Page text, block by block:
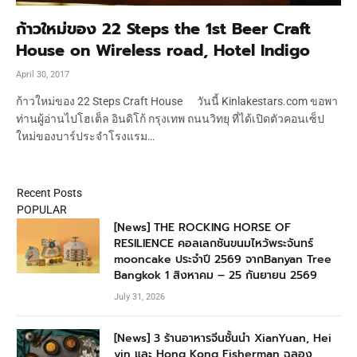
ก้าวใหม่ของ 22 Steps the 1st Beer Craft
House on Wireless road, Hotel Indigo
April 30, 2017
ก้าวใหม่ของ 22 Steps Craft House วันนี้ Kinlakestars.com ขอพา
ท่านผู้อ่านไปโฮเต็ล อินดิโก้ กรุงเทพ ถนนวิทยุ ที่ได้เปิดตัวคอนเซ็ป
ใหม่ของบาร์ประจำโรงแรม…
Recent Posts
POPULAR
[News] THE ROCKING HORSE OF
RESILIENCE คอลเลกชันขนมไหว้พระจันทร์
mooncake ประจำปี 2569 จากBanyan Tree
Bangkok 1 สิงหาคม – 25 กันยายน 2569
July 31, 2026
[News] 3 ร้านอาหารจีนชั้นนำ XianYuan, Hei